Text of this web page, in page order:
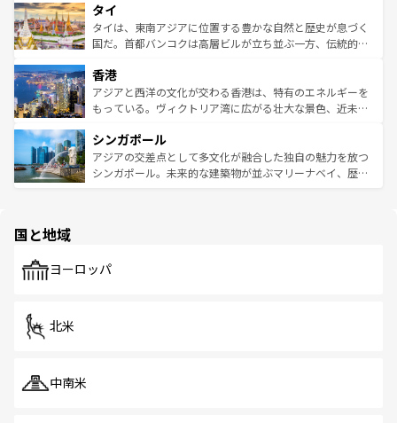
リティに包まれながら、韓国の多彩な魅力を心ゆくまで味
わってみてほしい。 なお、新着の韓国情報はコンテンツ一
覧を参照してほしい。
急速な発展と共に伝統が息づく。ハノイの古い町並みやホ
ーチミン市のフランス統治時代の建物も、独特の雰囲気を
醸し出している。また、バラエティの豊かさとおいしさで
とつ。フォーやバインミー、ベトナムコーヒーなどは、ぜ
ひ現地で味わいたい。どの地域を訪れてもあたたかい人々
が旅行者を迎えてくれるので、きっと忘れられない旅にな
参照してほしい。
タイ
タイは、東南アジアに位置する豊かな自然と歴史が息づく
国だ。首都バンコクは高層ビルが立ち並ぶ一方、伝統的な
の活気が交差している。北部ではチェンマイなどの山岳地
帯で自然と触れ合い、南部ではプーケットやクラビの美し
いビーチでリゾート気分を楽しむことができる。タイ料理
激する。気候は一年中温暖で、どの季節にも異なる楽しみ
が待っている。親しみやすいタイの人々、仏教を中心とし
た文化、そして多様な観光資源が、訪れる旅人を魅了し続
香港
アジアと西洋の文化が交わる香港は、特有のエネルギーを
もっている。ヴィクトリア湾に広がる壮大な景色、近未来
み、どこを訪れても感動するはず。観光スポットが密集し
ており、効率よく見どころを回れるのも魅力。息をのむよ
うな絶景から文化的な体験まで、香港を存分に楽しみ尽く
シンガポール
アジアの交差点として多文化が融合した独自の魅力を放つ
シンガポール。未来的な建築物が並ぶマリーナベイ、歴史
で、ホーカーズは地元の風情を楽しめる外せないスポット
国と地域
ヨーロッパ
北米
中南米